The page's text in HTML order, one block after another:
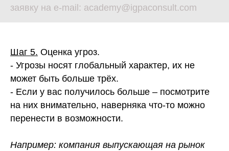
заявку на e-mail: academy@igpaconsult.com
Шаг 5. Оценка угроз.
- Угрозы носят глобальный характер, их не
может быть больше трёх.
- Если у вас получилось больше – посмотрите
на них внимательно, наверняка что-то можно
перенести в возможности.
Например: компания выпускающая на рынок